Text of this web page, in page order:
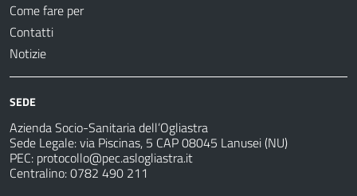
Come fare per
Contatti
Notizie
SEDE
Azienda Socio-Sanitaria dell’Ogliastra
Sede Legale: via Piscinas, 5 CAP 08045 Lanusei (NU)
PEC: protocollo@pec.aslogliastra.it
Centralino: 0782 490 211